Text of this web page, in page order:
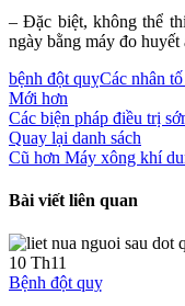
– Đặc biệt, không thể
ngày bằng máy đo huyết
bệnh đột quỵCác nhân
Mới hơn
Các biện pháp điều trị
Quay lại danh sách
Cũ hơn Máy xông khí
Bài viết liên quan
10 Th11
Bệnh đột quỵ